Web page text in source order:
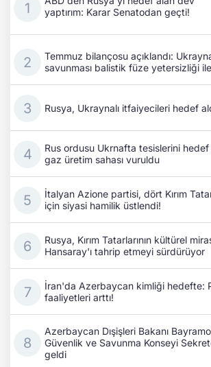
yaptırım: Karar Senatodan geçti!
Temmuz bilançosu açıklandı:
savunması balistik füze yetersizliği ile
Rusya, Ukraynalı itfaiyecileri hedef
Rus ordusu Ukrnafta tesislerini
gaz üretim sahası vuruldu
İtalyan Azione partisi, dört Kırım
için siyasi hamilik üstlendi!
Rusya, Kırım Tatarlarının kültürel
Hansaray'ı tahrip etmeyi sürdürüyor
İran'da Azerbaycan kimliği hedefte:
faaliyetleri arttı!
Azerbaycan Dışişleri Bakanı
Güvenlik ve Savunma Konseyi
geldi